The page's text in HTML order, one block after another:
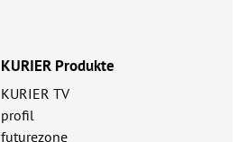
KURIER Produkte
KURIER TV
profil
futurezone